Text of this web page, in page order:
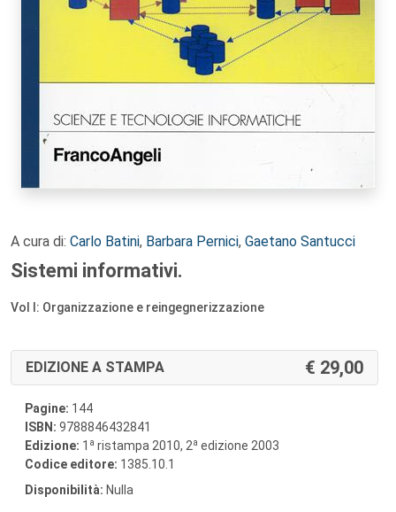
A cura di: Carlo Batini, Barbara Pernici, Gaetano Santucci
Sistemi informativi.
Vol I: Organizzazione e reingegnerizzazione
EDIZIONE A STAMPA 29,00
Pagine: 144
ISBN: 9788846432841
Edizione: 1 a ristampa 2010, 2a edizione 2003
Codice editore: 1385.10.1
Disponibilità: Nulla